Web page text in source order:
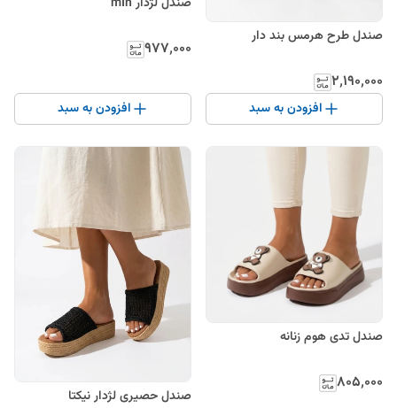
صندل طرح هرمس بند دار
۲٬۱۹۰٬۰۰۰
افزودن به سبد
۹۷۷٬۰۰۰
افزودن به سبد
صندل تدی هوم زنانه
۸۰۵٬۰۰۰
صندل حصیری لژدار نیکتا